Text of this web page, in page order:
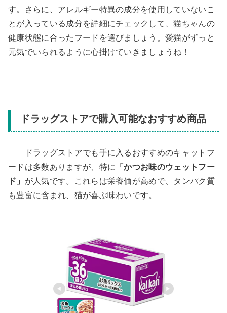
す。さらに、アレルギー特異の成分を使用していないこ
とが入っている成分を詳細にチェックして、猫ちゃんの
健康状態に合ったフードを選びましょう。愛猫がずっと
元気でいられるように心掛けていきましょうね！
ドラッグストアで購入可能なおすすめ商品
ドラッグストアでも手に入るおすすめのキャットフ
ードは多数ありますが、特に
「かつお味のウェットフー
ド」 が人気です。これらは栄養価が高めで、タンパク質
も豊富に含まれ、猫が喜ぶ味わいです。